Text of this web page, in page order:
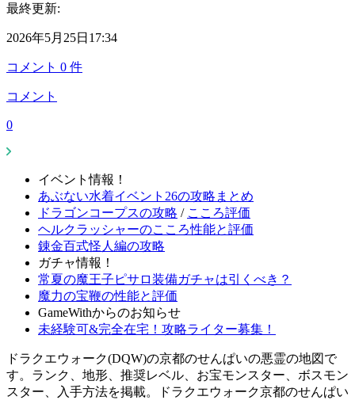
最終更新:
2026年5月25日17:34
コメント 0 件
コメント
0
イベント情報！
あぶない水着イベント26の攻略まとめ
ドラゴンコープスの攻略 / こころ評価
ヘルクラッシャーのこころ性能と評価
錬金百式怪人編の攻略
ガチャ情報！
常夏の魔王子ピサロ装備ガチャは引くべき？
魔力の宝鞭の性能と評価
GameWithからのお知らせ
未経験可&完全在宅！攻略ライター募集！
ドラクエウォーク(DQW)の京都のせんぱいの悪霊の地図で
す。ランク、地形、推奨レベル、お宝モンスター、ボスモン
スター、入手方法を掲載。ドラクエウォーク京都のせんぱい